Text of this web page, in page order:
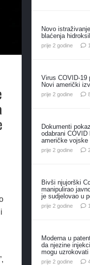
Novo
blaćenja
prije 2 godine
Virus COVID-19
Novi američki
prije 2 godine
Dokumenti
odabrani
američke vojske
prije 2 godine
Bivši njujorški
manipulirao
je sudjelovao u
prije 2 godine
Moderna u
da njezine
mogu uzrokovati
prije 2 godine